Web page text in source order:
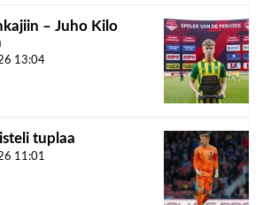
– Juho Kilo
13:04
tuplaa
11:01